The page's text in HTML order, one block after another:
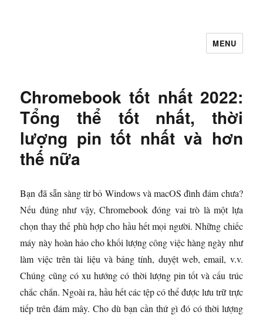
MENU
Chromebook tốt nhất 2022:
Tổng thể tốt nhất, thời
lượng pin tốt nhất và hơn
thế nữa
Bạn đã sẵn sàng từ bỏ Windows và macOS đình đám chưa?
Nếu đúng như vậy, Chromebook đóng vai trò là một lựa
chọn thay thế phù hợp cho hầu hết mọi người. Những chiếc
máy này hoàn hảo cho khối lượng công việc hàng ngày như
làm việc trên tài liệu và bảng tính, duyệt web, email, v.v.
Chúng cũng có xu hướng có thời lượng pin tốt và cấu trúc
chắc chắn. Ngoài ra, hầu hết các tệp có thể được lưu trữ trực
tiếp trên đám mây. Cho dù bạn cần thứ gì đó có thời lượng